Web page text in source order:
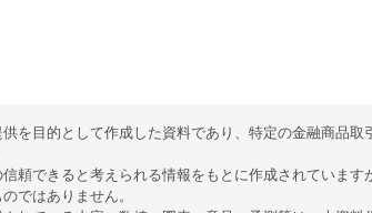
を目的として作成した資料であり、特定の金融商品取
頼できると考えられる情報をもとに作成されています
ではありません。